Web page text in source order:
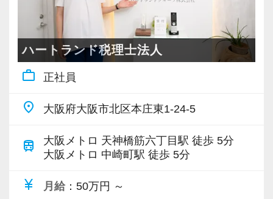
月給+インセンティブ
※AとBいずれかのパターンを選択可能。
※どちらのパターンも6ヶ月間の試用期間あり。
Aパターンは本採用と同条件。Bパターンの詳細
※Aパターンを希望の場合は面接時に必ず「直近
の源泉徴収票」及び「直近3ヶ月分の給与明細」
を持参。賞与がある場合は「賞与明細書」も持
スタートアップの顧問から、年商100億を超える
大型法人の顧問や組織再編などの複雑案件ま
で、実務面でもさまざまな業務を経験し成長で
きる環境があります。
◆公平かつ透明性のある評価制度
人事評価は売上等の「定量項目」、社内プロジ
ェクトへ取り組む姿勢などの「定性項目」、さ
の3項目で実施しています。
ハートランド税理士法人
work_outline 正社員
place 大阪府大阪市北区本庄東1-24-5
train
大阪メトロ 天神橋筋六丁目駅 徒歩 5分
大阪メトロ 中崎町駅 徒歩 5分
currency_yen 月給 ：50万円 ～